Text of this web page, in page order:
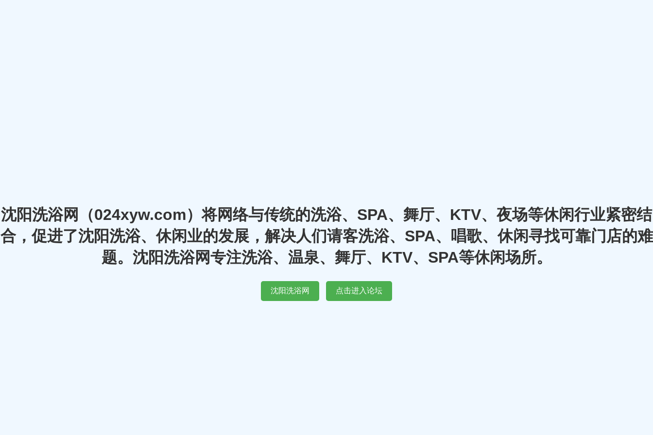
沈阳洗浴网（024xyw.com）将网络与传统的洗浴、SPA、舞厅、KTV、夜场等休闲行业紧密结
合，促进了沈阳洗浴、休闲业的发展，解决人们请客洗浴、SPA、唱歌、休闲寻找可靠门店的难
题。沈阳洗浴网专注洗浴、温泉、舞厅、KTV、SPA等休闲场所。
沈阳洗浴网 点击进入论坛